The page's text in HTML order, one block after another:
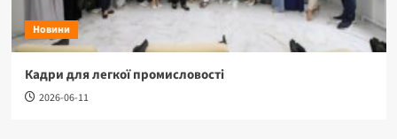
Новини
Кадри для легкої промисловості
2026-06-11